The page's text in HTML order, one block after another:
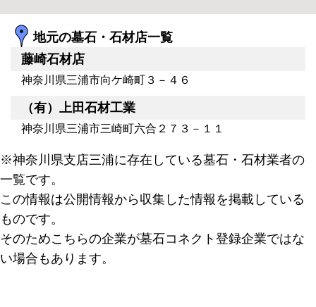
地元の墓石・石材店一覧
藤崎石材店
神奈川県三浦市向ケ崎町３－４６
（有）上田石材工業
神奈川県三浦市三崎町六合２７３－１１
※神奈川県支店三浦に存在している墓石・石材業者の
一覧です。
この情報は公開情報から収集した情報を掲載している
ものです。
そのためこちらの企業が墓石コネクト登録企業ではな
い場合もあります。